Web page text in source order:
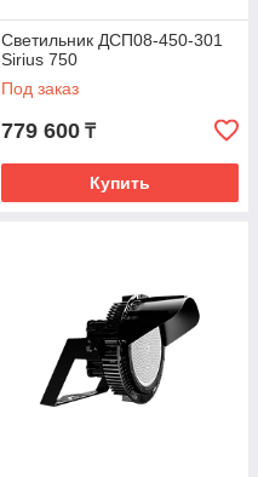
Светильник ДСП08-450-301
Sirius 750
Под заказ
779 600 ₸
Купить